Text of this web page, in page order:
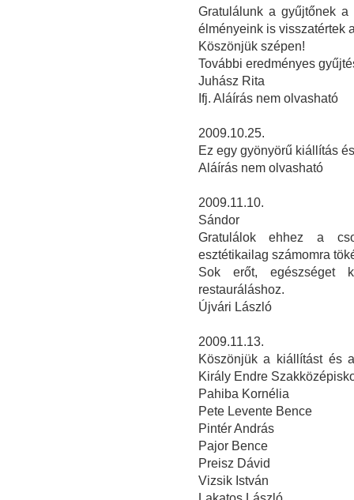
Gratulálunk a gyűjtőnek a
élményeink is visszatértek
Köszönjük szépen!
További eredményes
Juhász Rita
Ifj. Aláírás nem olvasható
2009.10.25.
Ez egy gyönyörű kiállítás
Aláírás nem olvasható
2009.11.10.
Sándor
Gratulálok ehhez a
esztétikailag számomra
Sok erőt, egészséget
restauráláshoz.
Újvári László
2009.11.13.
Köszönjük a kiállítást és
Király Endre
Pahiba Kornélia
Pete Levente Bence
Pintér András
Pajor Bence
Preisz Dávid
Vizsik István